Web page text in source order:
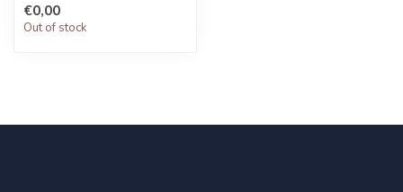
€0,00
Out of stock